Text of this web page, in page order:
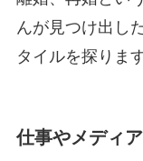
んが見つけ出し
タイルを探ります
仕事やメディ